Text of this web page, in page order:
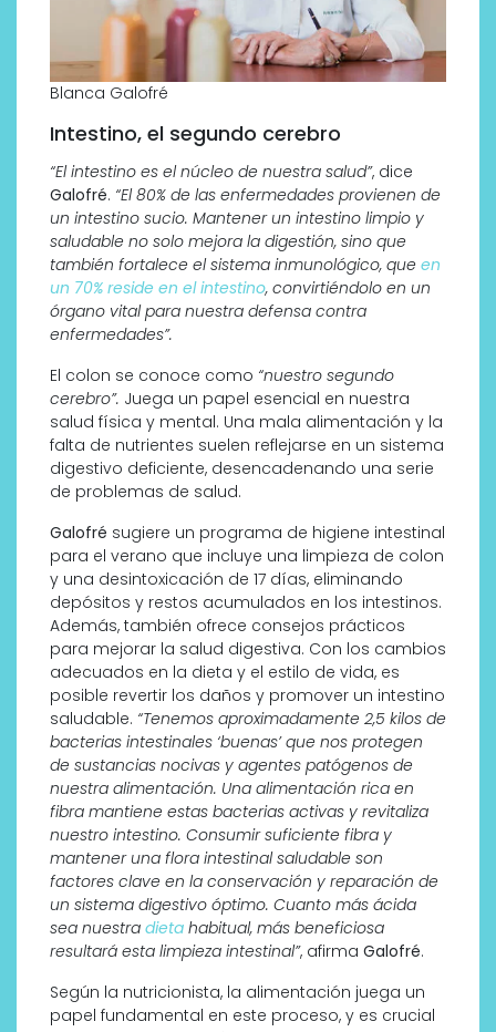
Blanca Galofré
Intestino, el segundo cerebro
“El intestino es el núcleo de nuestra salud”, dice
Galofré. “El 80% de las enfermedades provienen de
un intestino sucio. Mantener un intestino limpio y
saludable no solo mejora la digestión, sino que
también fortalece el sistema inmunológico, que en
un 70% reside en el intestino, convirtiéndolo en un
órgano vital para nuestra defensa contra
enfermedades”.
El colon se conoce como “nuestro segundo
cerebro”. Juega un papel esencial en nuestra
salud física y mental. Una mala alimentación y la
falta de nutrientes suelen reflejarse en un sistema
digestivo deficiente, desencadenando una serie
de problemas de salud.
Galofré sugiere un programa de higiene intestinal
para el verano que incluye una limpieza de colon
y una desintoxicación de 17 días, eliminando
depósitos y restos acumulados en los intestinos.
Además, también ofrece consejos prácticos
para mejorar la salud digestiva. Con los cambios
adecuados en la dieta y el estilo de vida, es
posible revertir los daños y promover un intestino
saludable. “Tenemos aproximadamente 2,5 kilos de
bacterias intestinales ‘buenas’ que nos protegen
de sustancias nocivas y agentes patógenos de
nuestra alimentación. Una alimentación rica en
fibra mantiene estas bacterias activas y revitaliza
nuestro intestino. Consumir suficiente fibra y
mantener una flora intestinal saludable son
factores clave en la conservación y reparación de
un sistema digestivo óptimo. Cuanto más ácida
sea nuestra dieta habitual, más beneficiosa
resultará esta limpieza intestinal”, afirma Galofré.
Según la nutricionista, la alimentación juega un
papel fundamental en este proceso, y es crucial